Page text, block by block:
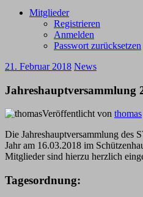
Mitglieder
Registrieren
Anmelden
Passwort zurücksetzen
21. Februar 2018 News
Jahreshauptversammlung
Veröffentlicht von thomas
Die Jahreshauptversammlung des
Jahr am 16.03.2018 im
Mitglieder sind hierzu herzlich
Tagesordnung: